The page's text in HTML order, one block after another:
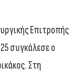
Επιτροπής
συγκάλεσε ο
Στη